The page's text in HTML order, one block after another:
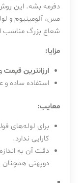
دفرمه بشه. این
مس، آلومینیوم و
شعاع بزرگ
مزایا:
ارزانترین قیمت
استفاده ساده و
معایب:
برای لوله‌های
کارایی ندارد.
دقت آن به
دوپهنی